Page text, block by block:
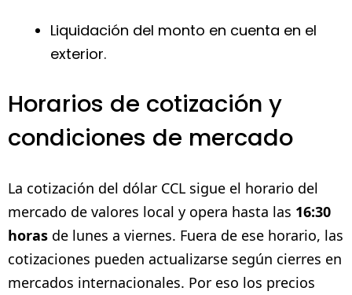
Liquidación del monto en cuenta en el
exterior.
Horarios de cotización y
condiciones de mercado
La cotización del dólar CCL sigue el horario del
mercado de valores local y opera hasta las 16:30
horas de lunes a viernes. Fuera de ese horario, las
cotizaciones pueden actualizarse según cierres en
mercados internacionales. Por eso los precios